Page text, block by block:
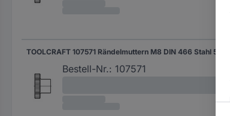
TOOLCRAFT 107571 Rändelmuttern M8 DIN 466 Stahl 50 St.
Bestell-Nr.: 107571